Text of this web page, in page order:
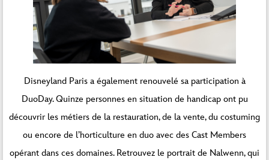
Disneyland Paris a également renouvelé sa participation à
DuoDay. Quinze personnes en situation de handicap ont pu
découvrir les métiers de la restauration, de la vente, du costuming
ou encore de l’horticulture en duo avec des Cast Members
opérant dans ces domaines. Retrouvez le portrait de Nalwenn, qui